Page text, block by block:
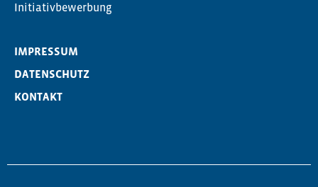
Initiativbewerbung
IMPRESSUM
DATENSCHUTZ
KONTAKT